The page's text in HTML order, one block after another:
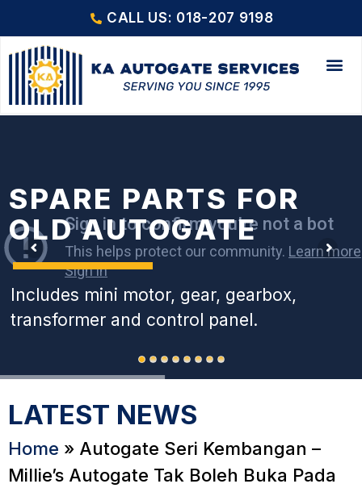
CALL US: 018-207 9198
SPARE PARTS FOR
OLD AUTOGATE
Includes mini motor, gear, gearbox,
transformer and control panel.
LATEST NEWS
Home » Autogate Seri Kembangan –
Millie’s Autogate Tak Boleh Buka Pada